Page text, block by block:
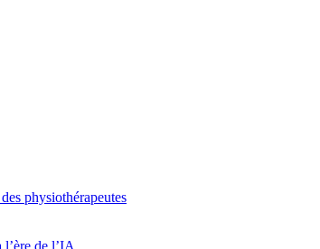
physiothérapeutes